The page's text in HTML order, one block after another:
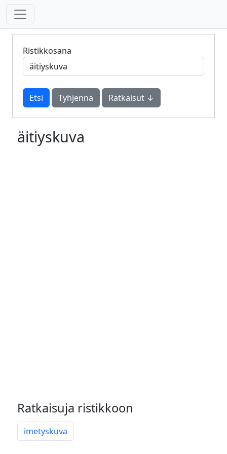
Ristikkosana
Tyhjennä Ratkaisut ↓
äitiyskuva
Ratkaisuja ristikkoon
imetyskuva